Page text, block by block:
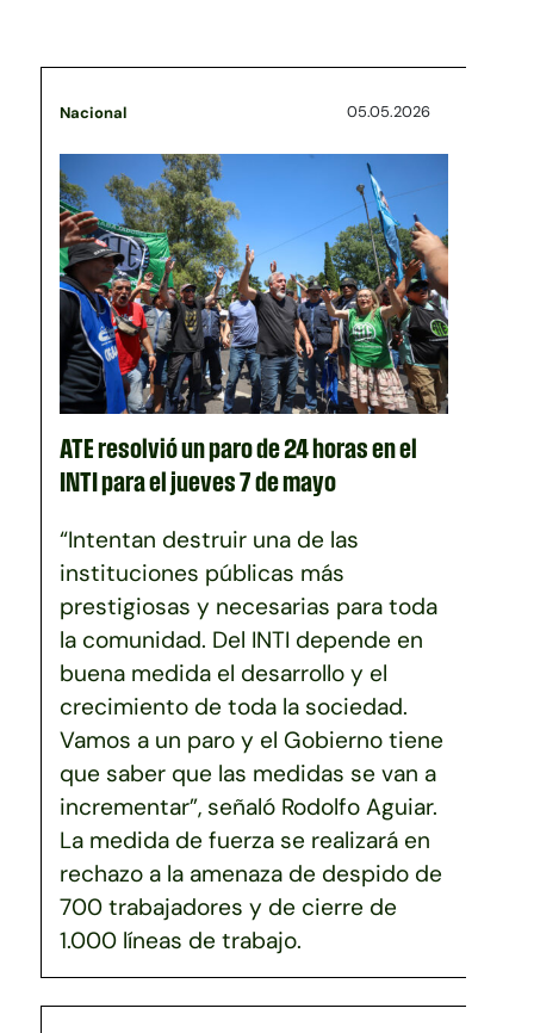
Nacional 05.05.2026
ATE resolvió un paro de 24 horas en el
INTI para el jueves 7 de mayo
“Intentan destruir una de las
instituciones públicas más
prestigiosas y necesarias para toda
la comunidad. Del INTI depende en
buena medida el desarrollo y el
crecimiento de toda la sociedad.
Vamos a un paro y el Gobierno tiene
que saber que las medidas se van a
incrementar”, señaló Rodolfo Aguiar.
La medida de fuerza se realizará en
rechazo a la amenaza de despido de
700 trabajadores y de cierre de
1.000 líneas de trabajo.